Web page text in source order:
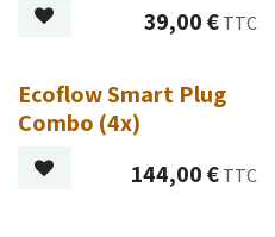
39,00€ TTC
Ecoflow Smart Plug
Combo (4x)
144,00€ TTC